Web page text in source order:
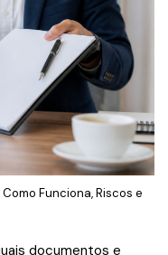
Funciona, Riscos e
documentos e